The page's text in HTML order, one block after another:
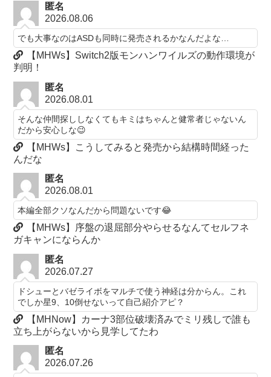
匿名
2026.08.06
でも大事なのはASDも同時に発売されるかなんだよな…
【MHWs】Switch2版モンハンワイルズの動作環境が
判明！
匿名
2026.08.01
そんな仲間探ししなくてもキミはちゃんと健常者じゃないん
だから安心しな😉
【MHWs】こうしてみると発売から結構時間経った
んだな
匿名
2026.08.01
本編全部クソなんだから問題ないです😂
【MHWs】序盤の退屈部分やらせるなんてセルフネ
ガキャンにならんか
匿名
2026.07.27
ドシューとバゼライボをマルチで使う神経は分からん。これ
でしか星9、10倒せないって自己紹介アピ？
【MHNow】カーナ3部位破壊済みでミリ残しで誰も
立ち上がらないから見学してたわ
匿名
2026.07.26